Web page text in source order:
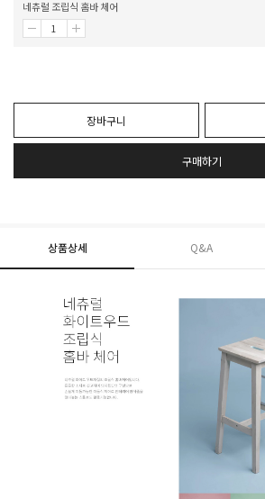
네츄럴 조립식 홈바 체어
장바구니
구매하기
상품상세 Q&A